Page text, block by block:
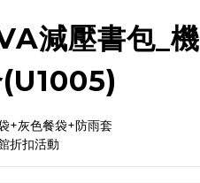
減壓書包_機
+灰色餐袋+防雨套
折扣活動